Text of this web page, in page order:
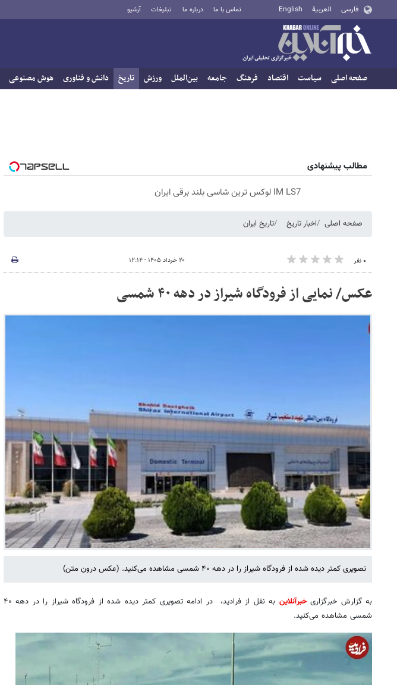
فارسی العربية English تماس با ما درباره ما تبلیغات آرشیو
صفحه اصلی سیاست اقتصاد فرهنگ جامعه بین‌الملل ورزش تاریخ دانش و فناوری هوش مصنوعی
مطالب پیشنهادی
IM LS7 لوکس ترین شاسی بلند برقی ایران
صفحه اصلی اخبار تاریخ تاریخ ایران
۰ نفر ۲۰ خرداد ۱۴۰۵ - ۱۲:۱۴
عکس/ نمایی از فرودگاه شیراز در دهه ۴۰ شمسی
تصویری کمتر دیده شده از فرودگاه شیراز را در دهه ۴۰ شمسی مشاهده می‌کنید. (عکس درون متن)
به گزارش خبرگزاریخبرآنلاین
به نقل از فرادید، در ادامه تصویری کمتر دیده شده از فرودگاه شیراز را در دهه ۴۰
شمسی مشاهده می‌کنید.